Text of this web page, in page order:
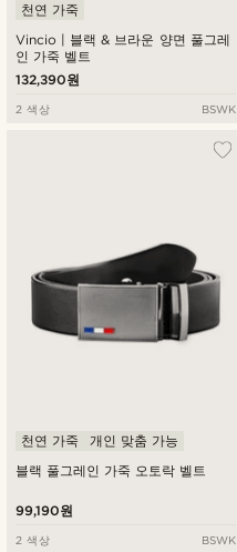
Vincio | 블랙 & 브라운 양면 풀그레
인 가죽 벨트
천연 가죽
132,390원
2 색상 BSWK
블랙 풀그레인 가죽 오토락 벨트
천연 가죽 개인 맞춤 가능
99,190원
2 색상 BSWK